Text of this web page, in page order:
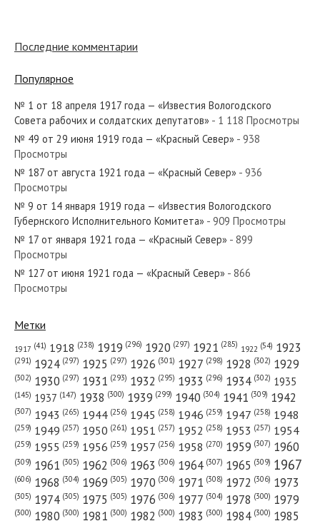
№ 101 от мая 1953 года — «Красный Север»
№ 206 от октября 1952 года — «Красный Север»
№ 167 от июля 1974 года — «Красный Север»
№ 27 от 3 июня 1919 года — «Красный Север»
№ 220 от сентября 1974 года — «Красный Север»
Последние комментарии
Популярное
№ 1 от 18 апреля 1917 года — «Известия Вологодского
Совета рабочих и солдатских депутатов» - 1 118 Просмотры
№ 49 от 29 июня 1919 года — «Красный Север» - 938
Просмотры
№ 187 от августа 1921 года — «Красный Север» - 936
Просмотры
№ 9 от 14 января 1919 года — «Известия Вологодского
Губернского Исполнительного Комитета» - 909 Просмотры
№ 17 от января 1921 года — «Красный Север» - 899
Просмотры
№ 127 от июня 1921 года — «Красный Север» - 866
Просмотры
Метки
1917 (41) 1918 (238) 1919 (296) 1920 (297) 1921 (285) 1922 (54) 1923
(291) 1924 (297) 1925 (297) 1926 (301) 1927 (298) 1928 (302) 1929
(302) 1930 (297) 1931 (293) 1932 (295) 1933 (296) 1934 (302) 1935
(145) 1937 (147) 1938 (300) 1939 (299) 1940 (304) 1941 (309) 1942
(307) 1943 (265) 1944 (256) 1945 (258) 1946 (259) 1947 (258) 1948
(259) 1949 (257) 1950 (261) 1951 (257) 1952 (258) 1953 (257) 1954
(259) 1955 (259) 1956 (259) 1957 (256) 1958 (270) 1959 (307) 1960
(309) 1961 (305) 1962 (306) 1963 (306) 1964 (307) 1965 (309) 1967
(606) 1968 (304) 1969 (305) 1970 (306) 1971 (308) 1972 (306) 1973
(305) 1974 (305) 1975 (305) 1976 (306) 1977 (304) 1978 (300) 1979
(300) 1980 (300) 1981 (300) 1982 (300) 1983 (300) 1984 (300) 1985